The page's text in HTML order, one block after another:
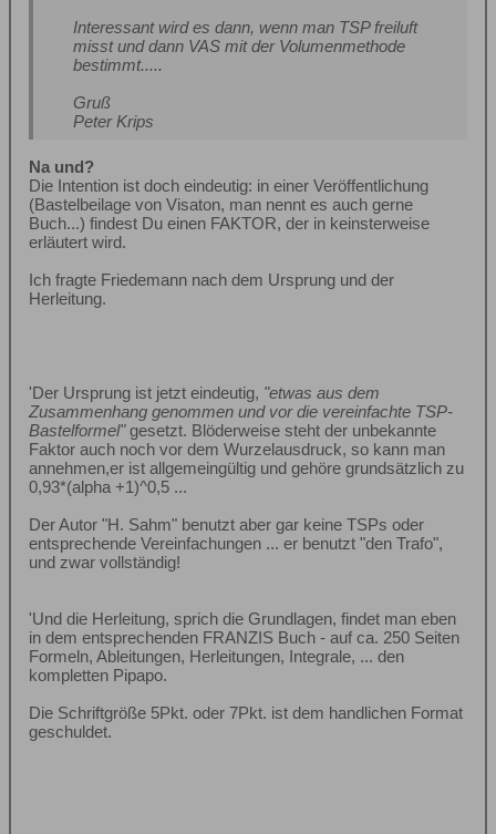
Interessant wird es dann, wenn man TSP freiluft
misst und dann VAS mit der Volumenmethode
bestimmt.....
Gruß
Peter Krips
Na und?
Die Intention ist doch eindeutig: in einer Veröffentlichung
(Bastelbeilage von Visaton, man nennt es auch gerne
Buch...) findest Du einen FAKTOR, der in keinsterweise
erläutert wird.
Ich fragte Friedemann nach dem Ursprung und der
Herleitung.
'Der Ursprung ist jetzt eindeutig, "etwas aus dem
Zusammenhang genommen und vor die vereinfachte TSP-
Bastelformel"gesetzt. Blöderweise steht der unbekannte
Faktor auch noch vor dem Wurzelausdruck, so kann man
annehmen,er ist allgemeingültig und gehöre grundsätzlich zu
0,93*(alpha +1)^0,5 ...
Der Autor "H. Sahm" benutzt aber gar keine TSPs oder
entsprechende Vereinfachungen ... er benutzt "den Trafo",
und zwar vollständig!
'Und die Herleitung, sprich die Grundlagen, findet man eben
in dem entsprechenden FRANZIS Buch - auf ca. 250 Seiten
Formeln, Ableitungen, Herleitungen, Integrale, ... den
kompletten Pipapo.
Die Schriftgröße 5Pkt. oder 7Pkt. ist dem handlichen Format
geschuldet.